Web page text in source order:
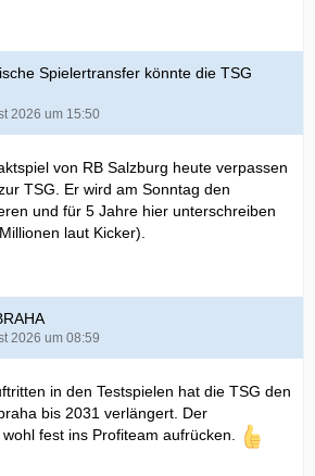
Spielertransfer könnte die TSG
2026 um 15:50
von RB Salzburg heute verpassen
TSG. Er wird am Sonntag den
und für 5 Jahre hier unterschreiben
laut Kicker).
2026 um 08:59
in den Testspielen hat die TSG den
bis 2031 verlängert. Der
fest ins Profiteam aufrücken.